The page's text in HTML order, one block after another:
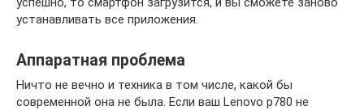
устанавливать все приложения.
Аппаратная проблема
Ничто не вечно и техника в том числе, какой бы
современной она не была. Если ваш Lenovo p780 не